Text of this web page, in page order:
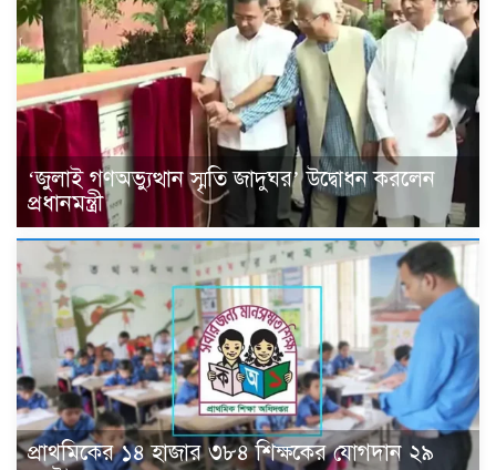
‘জুলাই গণঅভ্যুত্থান স্মৃতি জাদুঘর’ উদ্বোধন করলেন
প্রধানমন্ত্রী
প্রাথমিকের ১৪ হাজার ৩৮৪ শিক্ষকের যোগদান ২৯